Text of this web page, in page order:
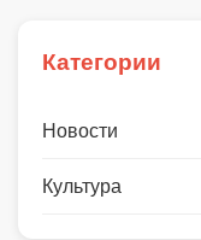
Категории
Новости
Культура